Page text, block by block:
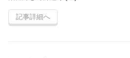
記事詳細へ